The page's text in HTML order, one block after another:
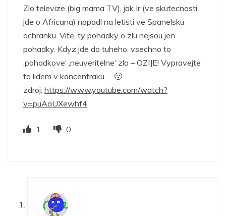
Zlo televize (big mama TV), jak Ir (ve skutecnosti
jde o Africana) napadl na letisti ve Spanelsku
ochranku. Vite, ty pohadky o zlu nejsou jen
pohadky. Kdyz jde do tuheho, vsechno to
‚pohadkove‘ ‚neuveritelne‘ zlo – OZIJE! Vypravejte
to lidem v koncentraku … 🙁
zdroj: https://www.youtube.com/watch?
v=puAaUXewhf4
1 0